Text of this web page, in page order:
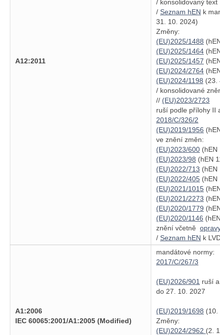
A12:2011
/ konsolidovaný
/ Seznam hEN k
31. 10. 2024)
Změny:
(EU)2025/1488
(EU)2025/1464
(EU)2025/1457
(EU)2024/2764
(EU)2024/1198 (23.
/ konsolidované
// (EU)2023/2723
ruší podle přílohy II
2018/C/326/2
(EU)2019/1956
ve znění změn:
(EU)2023/600 (hEN
(EU)2023/98 (hEN
(EU)2022/713 (hEN
(EU)2022/405 (hEN
(EU)2021/1015
(EU)2021/2273
(EU)2020/1779
(EU)2020/1146
znění včetně
/ Seznam hEN k
A1:2006
IEC 60065:2001/A1:2005 (Modified)
mandátové normy:
2017/C/267/3
(EU)2026/901 ruší
do 27. 10. 2027
(EU)2019/1698 (10.
Změny:
(EU)2024/2962 (2.